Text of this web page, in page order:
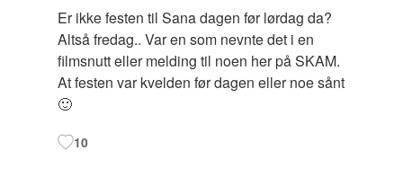
Er ikke festen til Sana dagen før lørdag da?
Altså fredag.. Var en som nevnte det i en
filmsnutt eller melding til noen her på SKAM.
At festen var kvelden før dagen eller noe sånt
🙂
10